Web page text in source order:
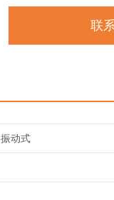
联
振动式